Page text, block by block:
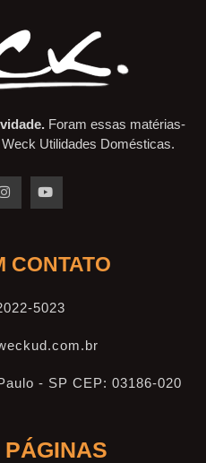
Foram essas matérias-
Utilidades Domésticas.
CONTATO
5023
- SP CEP: 03186-020